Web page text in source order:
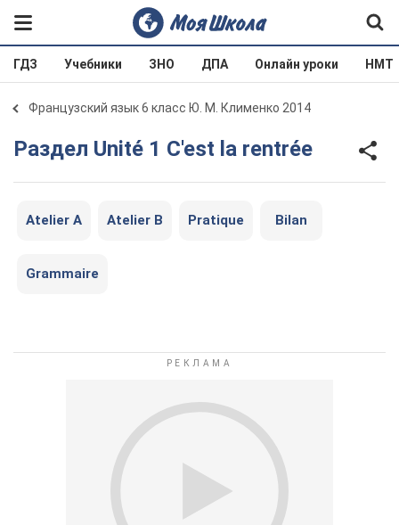
ГДЗ Учебники ЗНО ДПА Онлайн уроки НМТ
Французский язык 6 класс Ю. М. Клименко 2014
Раздел Unité 1 C'est la rentrée
Atelier A Atelier B Pratique Bilan
Grammaire